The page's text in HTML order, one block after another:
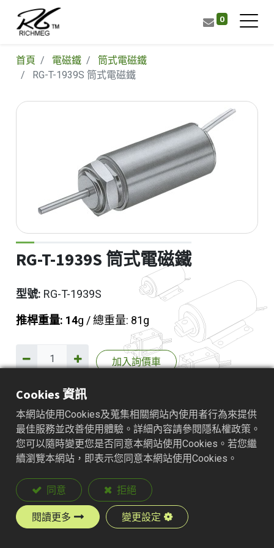
0
首頁 電磁鐵
筒式電磁鐵
RG-T-1939S 筒式電磁鐵
RG-T-1939S 筒式電磁鐵
型號: RG-T-1939S
推桿重量: 14g / 總重量: 81g
加入詢價車
產品說明
Cookies 資訊
本網站使用Cookies及蒐集相關網站內使用者行為來提供
最佳服務並改善使用體驗。詳細內容請參閱隱私權政策。
您可以隨時變更您是否同意本網站使用Cookies。若您繼
續瀏覽本網站，即表示您同意本網站使用Cookies。
同意 拒絕
閱讀更多 變更設定